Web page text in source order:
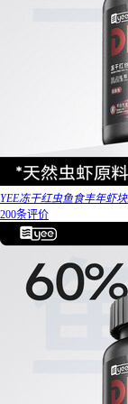
YEE冻干红虫鱼食丰年虾
200条评价